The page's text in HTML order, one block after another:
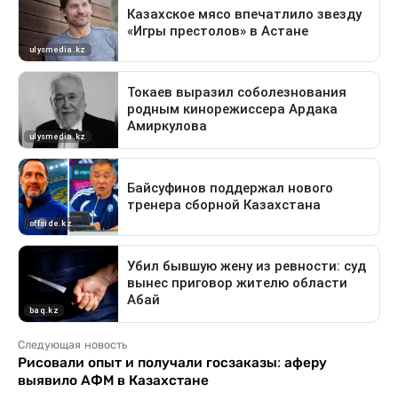
Следующая новость
Рисовали опыт и получали госзаказы: аферу
выявило АФМ в Казахстане